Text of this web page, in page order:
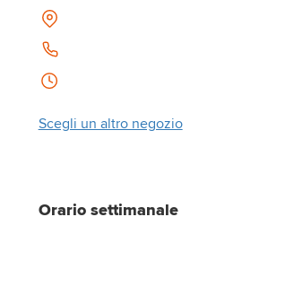
Scegli un altro negozio
Orario settimanale